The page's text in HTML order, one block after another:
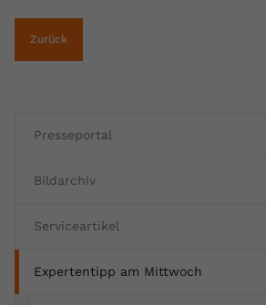
Presseportal
Bildarchiv
Serviceartikel
Expertentipp am Mittwoch
Zurück
Zweck